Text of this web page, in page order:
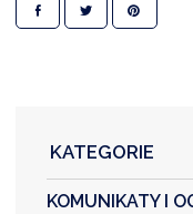
KATEGORIE
KOMUNIKATY I